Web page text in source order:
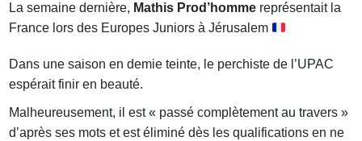
La semaine dernière, Mathis Prod’homme représentait la
France lors des Europes Juniors à Jérusalem
Dans une saison en demie teinte, le perchiste de l’UPAC
espérait finir en beauté.
Malheureusement, il est « passé complètement au travers »
d’après ses mots et est éliminé dès les qualifications en ne